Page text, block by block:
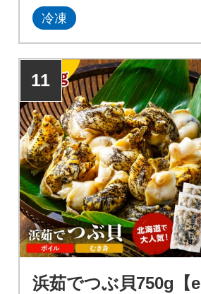
冷凍
11
浜茹でつぶ貝750g【e